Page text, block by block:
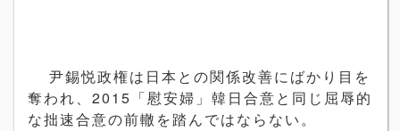
尹錫悦政権は日本との関係改善にばかり目を
奪われ、2015「慰安婦」韓日合意と同じ屈辱的
な拙速合意の前轍を踏んではならない。